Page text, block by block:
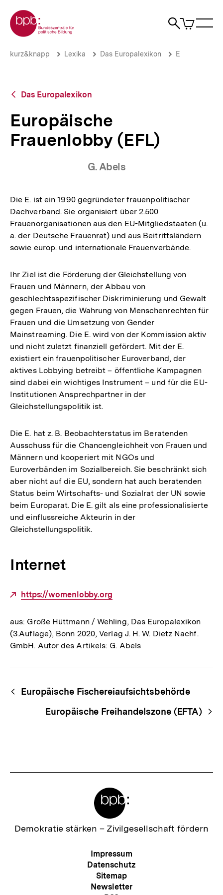
zum
Seiteninhalt
springen
Zur Startseite der bpb
Suche
Artikel
im
Europäische
bpb.de
Brotkrümelnavigation
Pfadnavigation
kurz&knapp Lexika Das Europalexikon E
Zurück
Übersicht
Das Europalexikon
Europäische
Frauenlobby (EFL)
G. Abels
Die E. ist ein 1990 gegründeter frauenpolitischer
Dachverband. Sie organisiert über 2.500
Frauenorganisationen aus den EU-Mitgliedstaaten (u.
a. der Deutsche Frauenrat) und aus Beitrittsländern
sowie europ. und internationale Frauenverbände.
Ihr Ziel ist die Förderung der Gleichstellung von
Frauen und Männern, der Abbau von
geschlechtsspezifischer Diskriminierung und Gewalt
gegen Frauen, die Wahrung von Menschenrechten für
Frauen und die Umsetzung von Gender
Mainstreaming. Die E. wird von der Kommission aktiv
und nicht zuletzt finanziell gefördert. Mit der E.
existiert ein frauenpolitischer Euroverband, der
aktives Lobbying betreibt – öffentliche Kampagnen
sind dabei ein wichtiges Instrument – und für die EU-
Institutionen Ansprechpartner in der
Gleichstellungspolitik ist.
Die E. hat z. B. Beobachterstatus im Beratenden
Ausschuss für die Chancengleichheit von Frauen und
Männern und kooperiert mit NGOs und
Euroverbänden im Sozialbereich. Sie beschränkt sich
aber nicht auf die EU, sondern hat auch beratenden
Status beim Wirtschafts- und Sozialrat der UN sowie
beim Europarat. Die E. gilt als eine professionalisierte
und einflussreiche Akteurin in der
Gleichstellungspolitik.
Internet
Externer
https://womenlobby.org
aus: Große Hüttmann / Wehling, Das Europalexikon
(3.Auflage), Bonn 2020, Verlag J. H. W. Dietz Nachf.
GmbH. Autor des Artikels: G. Abels
Begriffsnavigation
Content-
Navigation
Europäische Fischereiaufsichtsbehörde
Europäische Freihandelszone (EFTA)
Zur
Demokratie stärken – Zivilgesellschaft fördern
Meta-
Navigation
Impressum
Datenschutz
Sitemap
Newsletter